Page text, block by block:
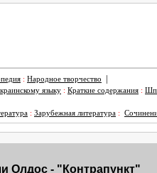
: Народное творчество
|
языку : Краткие содержания :
: Зарубежная литература :
Олдос - "Контрапункт"